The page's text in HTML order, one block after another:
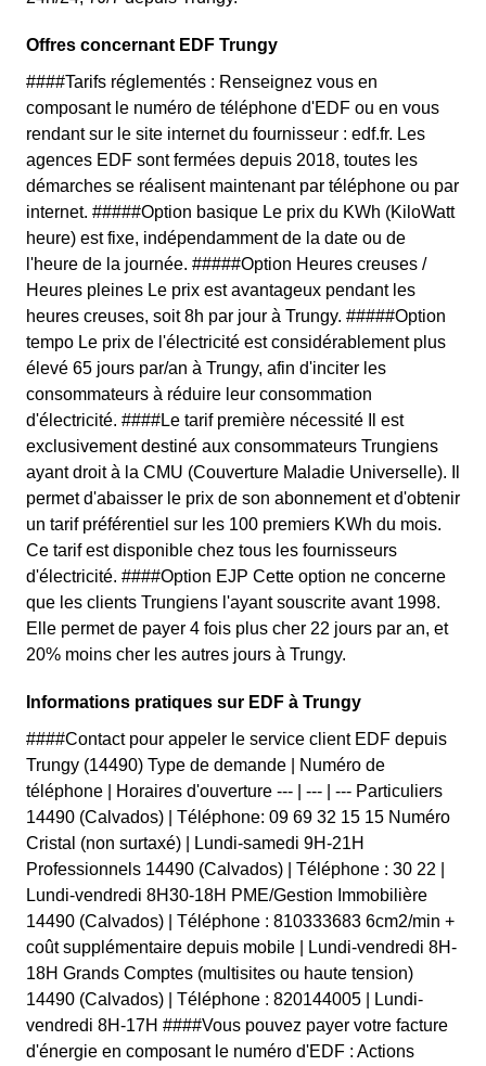
Offres concernant EDF Trungy
####Tarifs réglementés : Renseignez vous en
composant le numéro de téléphone d'EDF ou en vous
rendant sur le site internet du fournisseur : edf.fr. Les
agences EDF sont fermées depuis 2018, toutes les
démarches se réalisent maintenant par téléphone ou par
internet. #####Option basique Le prix du KWh (KiloWatt
heure) est fixe, indépendamment de la date ou de
l'heure de la journée. #####Option Heures creuses /
Heures pleines Le prix est avantageux pendant les
heures creuses, soit 8h par jour à Trungy. #####Option
tempo Le prix de l'électricité est considérablement plus
élevé 65 jours par/an à Trungy, afin d'inciter les
consommateurs à réduire leur consommation
d'électricité. ####Le tarif première nécessité Il est
exclusivement destiné aux consommateurs Trungiens
ayant droit à la CMU (Couverture Maladie Universelle). Il
permet d'abaisser le prix de son abonnement et d'obtenir
un tarif préférentiel sur les 100 premiers KWh du mois.
Ce tarif est disponible chez tous les fournisseurs
d'électricité. ####Option EJP Cette option ne concerne
que les clients Trungiens l'ayant souscrite avant 1998.
Elle permet de payer 4 fois plus cher 22 jours par an, et
20% moins cher les autres jours à Trungy.
Informations pratiques sur EDF à Trungy
####Contact pour appeler le service client EDF depuis
Trungy (14490) Type de demande | Numéro de
téléphone | Horaires d'ouverture --- | --- | --- Particuliers
14490 (Calvados) | Téléphone: 09 69 32 15 15 Numéro
Cristal (non surtaxé) | Lundi-samedi 9H-21H
Professionnels 14490 (Calvados) | Téléphone : 30 22 |
Lundi-vendredi 8H30-18H PME/Gestion Immobilière
14490 (Calvados) | Téléphone : 810333683 6cm2/min +
coût supplémentaire depuis mobile | Lundi-vendredi 8H-
18H Grands Comptes (multisites ou haute tension)
14490 (Calvados) | Téléphone : 820144005 | Lundi-
vendredi 8H-17H ####Vous pouvez payer votre facture
d'énergie en composant le numéro d'EDF : Actions